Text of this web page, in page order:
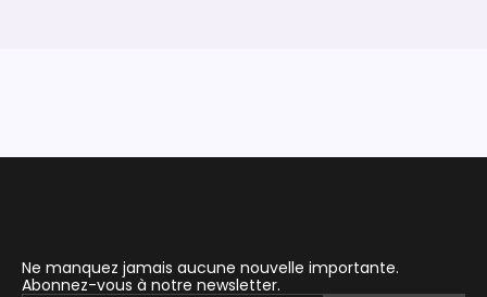
Ne manquez jamais aucune nouvelle importante.
Abonnez-vous à notre newsletter.